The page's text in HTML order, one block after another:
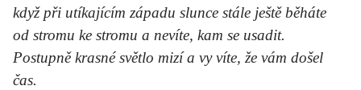
když při utíkajícím západu slunce stále ještě běháte
od stromu ke stromu a nevíte, kam se usadit.
Postupně krasné světlo mizí a vy víte, že vám došel
čas.